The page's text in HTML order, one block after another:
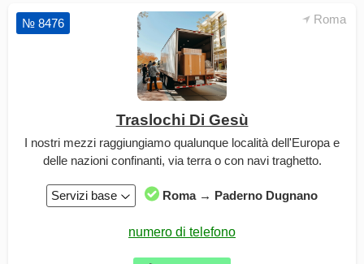
Roma
№ 8476
Traslochi Di Gesù
I nostri mezzi raggiungiamo qualunque località dell'Europa e
delle nazioni confinanti, via terra o con navi traghetto.
Servizi base Roma → Paderno Dugnano